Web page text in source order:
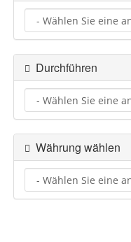
Durchführen
Währung wählen